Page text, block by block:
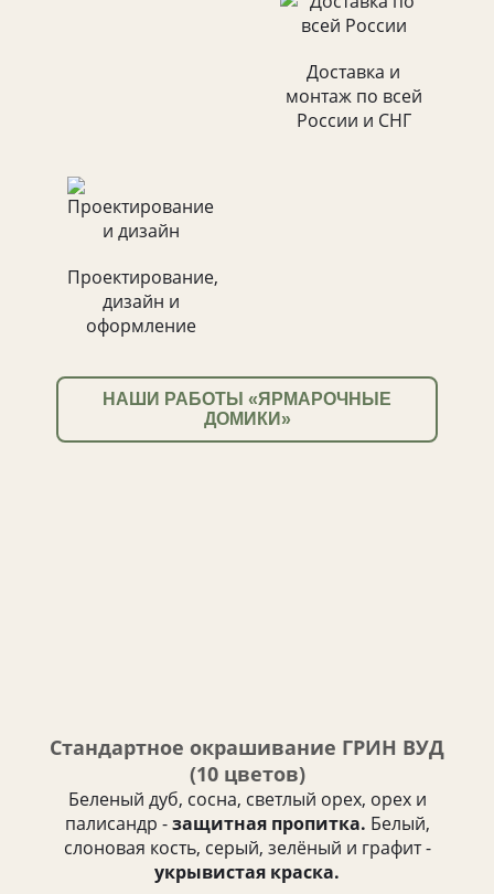
Доставка и
монтаж по всей
России и СНГ
Проектирование,
дизайн и
оформление
НАШИ РАБОТЫ «ЯРМАРОЧНЫЕ
ДОМИКИ»
Стандартное окрашивание ГРИН ВУД
(10 цветов)
Беленый дуб, сосна, светлый орех, орех и
палисандр -защитная пропитка. Белый,
слоновая кость, серый, зелёный и графит -
укрывистая краска.